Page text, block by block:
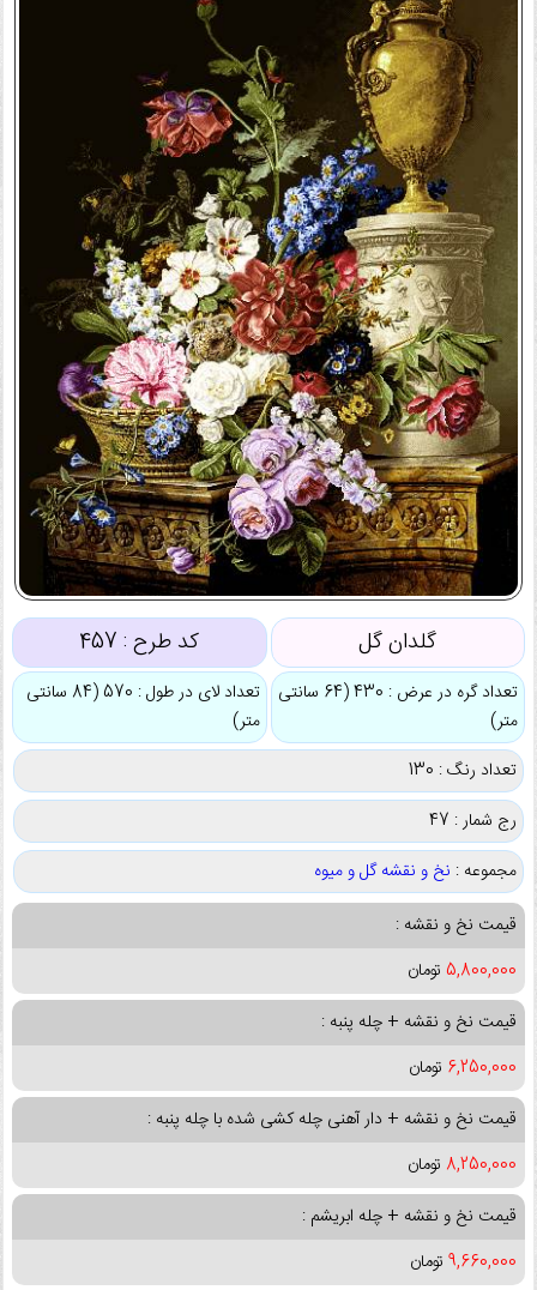
گلدان گل کد طرح : 457
تعداد گره در عرض : 430 (64 سانتی
متر)
تعداد لای در طول : 570 (84 سانتی
متر)
تعداد رنگ : 130
رج شمار : 47
مجموعه : نخ و نقشه گل و میوه
قیمت نخ و نقشه :
5,800,000 تومان
قیمت نخ و نقشه + چله پنبه :
6,250,000 تومان
قیمت نخ و نقشه + دار آهنی چله کشی شده با چله پنبه :
8,250,000 تومان
قیمت نخ و نقشه + چله ابریشم :
9,660,000 تومان